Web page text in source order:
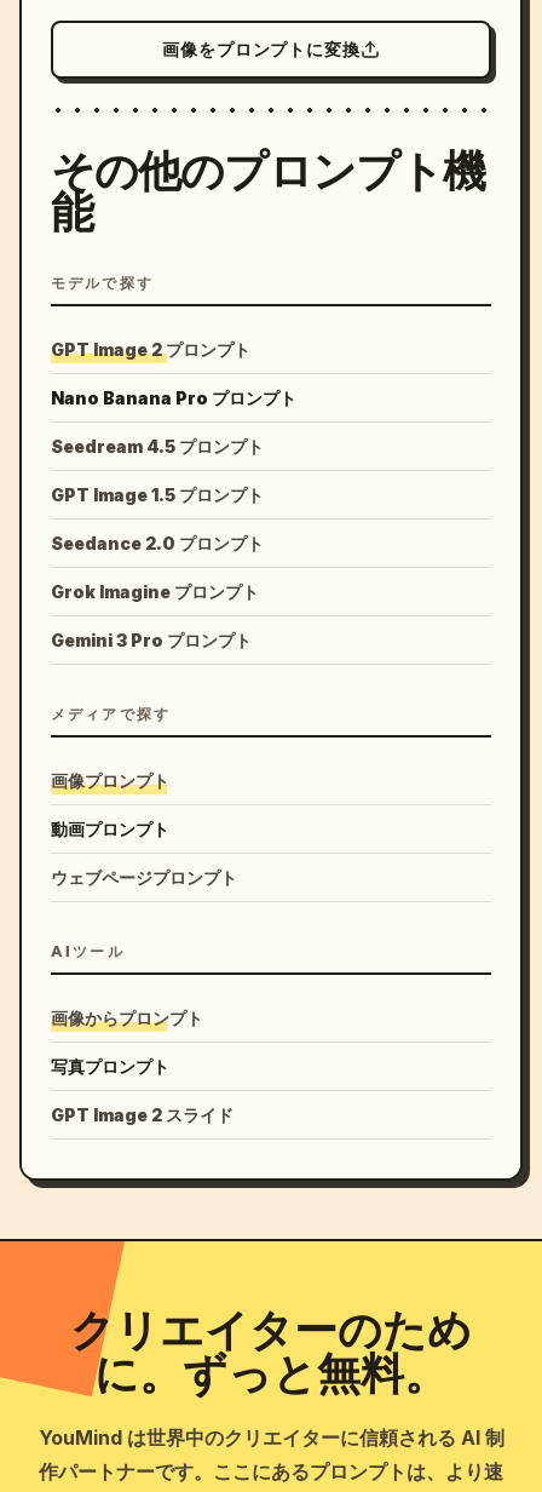
画像をプロンプトに変換
その他のプロンプト機
能
モデルで探す
GPT Image 2 プロンプト
Nano Banana Pro プロンプト
Seedream 4.5 プロンプト
GPT Image 1.5 プロンプト
Seedance 2.0 プロンプト
Grok Imagine プロンプト
Gemini 3 Pro プロンプト
メディアで探す
画像プロンプト
動画プロンプト
ウェブページプロンプト
AIツール
画像からプロンプト
写真プロンプト
GPT Image 2 スライド
クリエイターのため
に。ずっと無料。
YouMind は世界中のクリエイターに信頼される AI 制
作パートナーです。ここにあるプロンプトは、より速